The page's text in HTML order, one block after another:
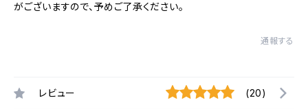
がございますので、予めご了承ください。
通報する
レビュー (20)